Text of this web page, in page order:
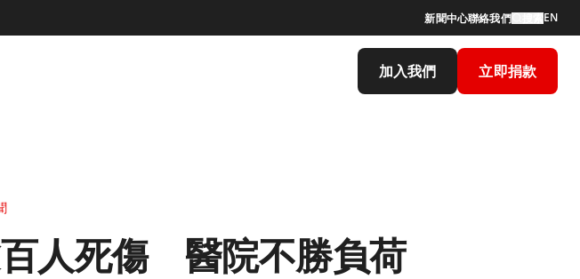
新聞中心聯絡我們 EN
加入我們 立即捐款
人死傷 醫院不勝負荷